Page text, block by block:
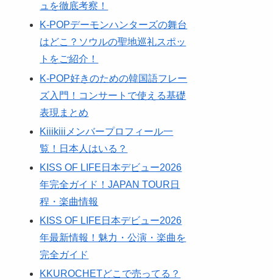
ュを徹底考察！
K-POPデーモンハンターズの舞台
はどこ？ソウルの聖地巡礼スポッ
トをご紹介！
K-POP好きのための韓国語フレー
ズ入門！コンサートで使える基礎
表現まとめ
Kiiikiiiメンバープロフィール一
覧！日本人はいる？
KISS OF LIFE日本デビュー2026
年完全ガイド！JAPAN TOUR日
程・楽曲情報
KISS OF LIFE日本デビュー2026
年最新情報！魅力・公演・楽曲を
完全ガイド
KKUROCHETどこで売ってる？